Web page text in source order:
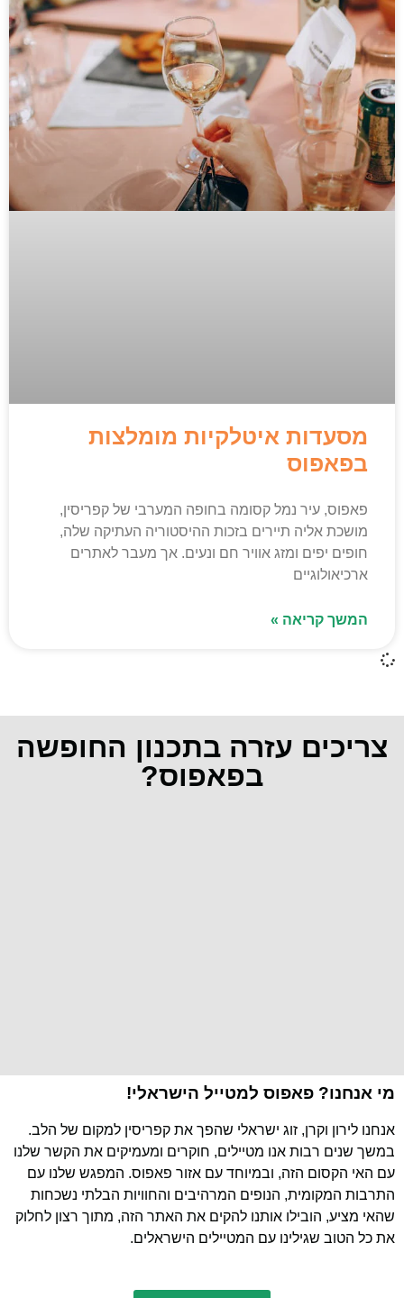
מסעדות איטלקיות מומלצות
בפאפוס
פאפוס, עיר נמל קסומה בחופה המערבי של קפריסין,
מושכת אליה תיירים בזכות ההיסטוריה העתיקה שלה,
חופים יפים ומזג אוויר חם ונעים. אך מעבר לאתרים
ארכיאולוגיים
המשך קריאה »
צריכים עזרה בתכנון החופשה
בפאפוס?
מי אנחנו? פאפוס למטייל הישראלי!
אנחנו לירון וקרן, זוג ישראלי שהפך את קפריסין למקום של הלב.
במשך שנים רבות אנו מטיילים, חוקרים ומעמיקים את הקשר שלנו
עם האי הקסום הזה, ובמיוחד עם אזור פאפוס. המפגש שלנו עם
התרבות המקומית, הנופים המרהיבים והחוויות הבלתי נשכחות
שהאי מציע, הובילו אותנו להקים את האתר הזה, מתוך רצון לחלוק
את כל הטוב שגילינו עם המטיילים הישראלים.